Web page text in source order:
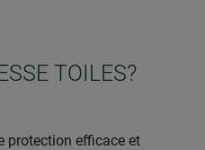
TOILES?
protection efficace et